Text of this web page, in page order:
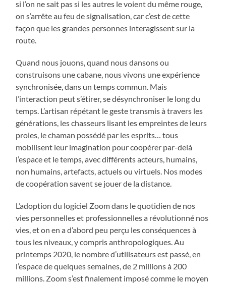
si l’on ne sait pas si les autres le voient du même rouge,
on s’arrête au feu de signalisation, car c’est de cette
façon que les grandes personnes interagissent sur la
route.
Quand nous jouons, quand nous dansons ou
construisons une cabane, nous vivons une expérience
synchronisée, dans un temps commun. Mais
l’interaction peut s’étirer, se désynchroniser le long du
temps. L’artisan répétant le geste transmis à travers les
générations, les chasseurs lisant les empreintes de leurs
proies, le chaman possédé par les esprits… tous
mobilisent leur imagination pour coopérer par-delà
l’espace et le temps, avec différents acteurs, humains,
non humains, artefacts, actuels ou virtuels. Nos modes
de coopération savent se jouer de la distance.
L’adoption du logiciel Zoom dans le quotidien de nos
vies personnelles et professionnelles a révolutionné nos
vies, et on en a d’abord peu perçu les conséquences à
tous les niveaux, y compris anthropologiques. Au
printemps 2020, le nombre d’utilisateurs est passé, en
l’espace de quelques semaines, de 2 millions à 200
millions. Zoom s’est finalement imposé comme le moyen